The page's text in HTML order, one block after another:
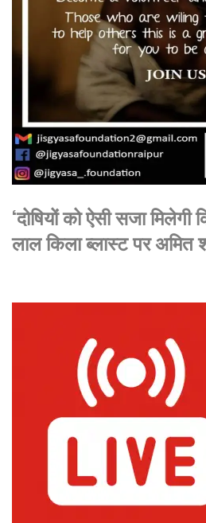
‘दोषियों को ऐसी सजा मिलेगी
लाल किला ब्लास्ट पर अमित